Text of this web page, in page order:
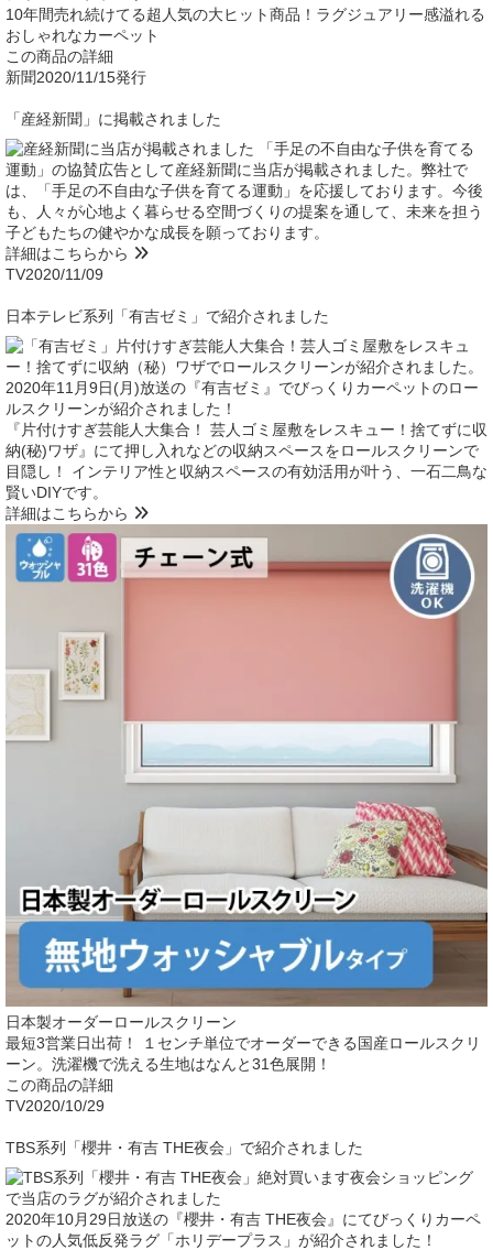
10年間売れ続けてる超人気の大ヒット商品！ラグジュアリー感溢れる
おしゃれなカーペット
この商品の詳細
新聞2020/11/15発行
「産経新聞」に掲載されました
「手足の不自由な子供を育てる
運動」の協賛広告として産経新聞に当店が掲載されました。弊社で
は、「手足の不自由な子供を育てる運動」を応援しております。今後
も、人々が心地よく暮らせる空間づくりの提案を通して、未来を担う
子どもたちの健やかな成長を願っております。
詳細はこちらから
TV2020/11/09
日本テレビ系列「有吉ゼミ」で紹介されました
2020年11月9日(月)放送の『有吉ゼミ』でびっくりカーペットのロー
ルスクリーンが紹介されました！
『片付けすぎ芸能人大集合！ 芸人ゴミ屋敷をレスキュー！捨てずに収
納(秘)ワザ』にて押し入れなどの収納スペースをロールスクリーンで
目隠し！ インテリア性と収納スペースの有効活用が叶う、一石二鳥な
賢いDIYです。
詳細はこちらから
日本製オーダーロールスクリーン
最短3営業日出荷！ １センチ単位でオーダーできる国産ロールスクリ
ーン。洗濯機で洗える生地はなんと31色展開！
この商品の詳細
TV2020/10/29
TBS系列「櫻井・有吉 THE夜会」で紹介されました
2020年10月29日放送の『櫻井・有吉 THE夜会』にてびっくりカーペ
ットの人気低反発ラグ「ホリデープラス」が紹介されました！